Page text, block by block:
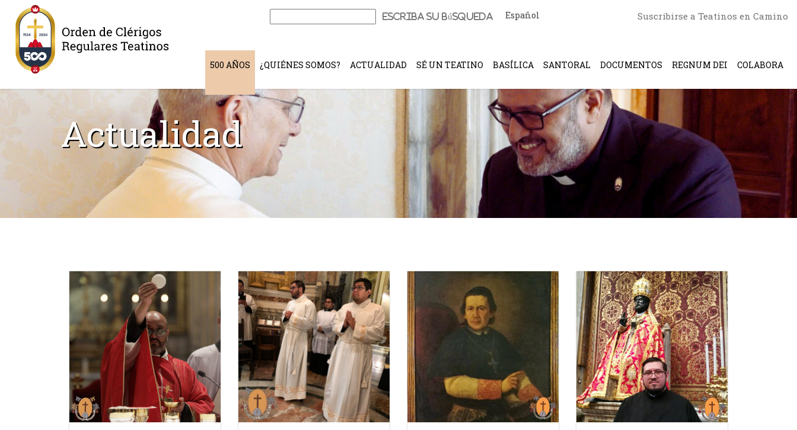
Buscar:
Español Suscribirse a Teatinos en Camino
500 AÑOS ¿QUIÉNES SOMOS? ACTUALIDAD SÉ UN TEATINO BASÍLICA SANTORAL DOCUMENTOS REGNUM DEI COLABORA
Actualidad